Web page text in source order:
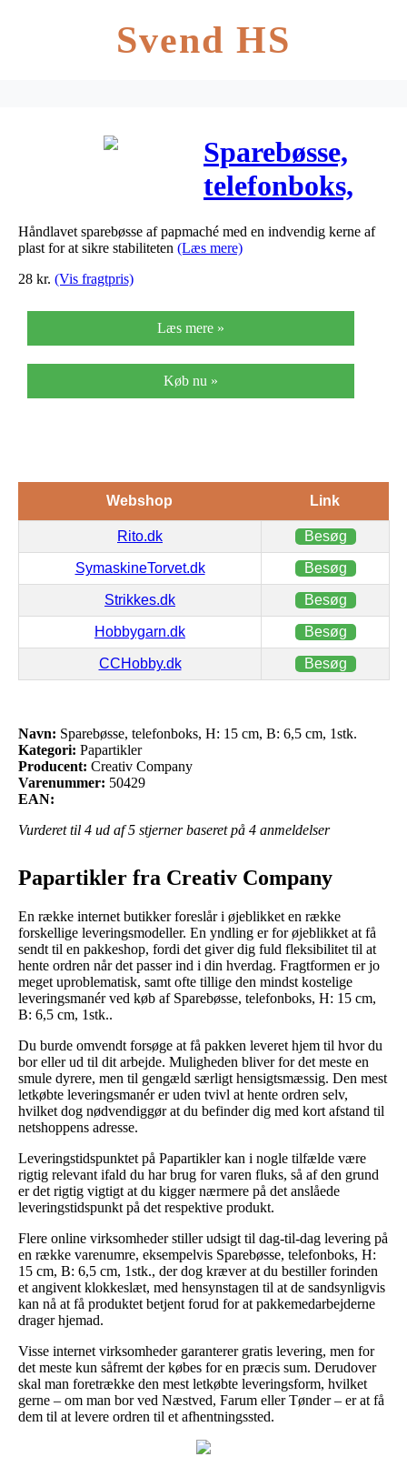
Svend HS
Sparebøsse,
telefonboks,
H: 15 cm, B:
6,5 cm, 1stk.
Håndlavet sparebøsse af papmaché med en indvendig kerne af
plast for at sikre stabiliteten (Læs mere)
28 kr. (Vis fragtpris)
Læs mere »
Køb nu »
Webshop Link
Rito.dk Besøg
SymaskineTorvet.dk Besøg
Strikkes.dk Besøg
Hobbygarn.dk Besøg
CCHobby.dk Besøg
Navn: Sparebøsse, telefonboks, H: 15 cm, B: 6,5 cm, 1stk.
Kategori: Papartikler
Producent: Creativ Company
Varenummer: 50429
EAN:
Vurderet til 4 ud af 5 stjerner baseret på 4 anmeldelser
Papartikler fra Creativ Company
En række internet butikker foreslår i øjeblikket en række
forskellige leveringsmodeller. En yndling er for øjeblikket at få
sendt til en pakkeshop, fordi det giver dig fuld fleksibilitet til at
hente ordren når det passer ind i din hverdag. Fragtformen er jo
meget uproblematisk, samt ofte tillige den mindst kostelige
leveringsmanér ved køb af Sparebøsse, telefonboks, H: 15 cm,
B: 6,5 cm, 1stk..
Du burde omvendt forsøge at få pakken leveret hjem til hvor du
bor eller ud til dit arbejde. Muligheden bliver for det meste en
smule dyrere, men til gengæld særligt hensigtsmæssig. Den mest
letkøbte leveringsmanér er uden tvivl at hente ordren selv,
hvilket dog nødvendiggør at du befinder dig med kort afstand til
netshoppens adresse.
Leveringstidspunktet på Papartikler kan i nogle tilfælde være
rigtig relevant ifald du har brug for varen fluks, så af den grund
er det rigtig vigtigt at du kigger nærmere på det anslåede
leveringstidspunkt på det respektive produkt.
Flere online virksomheder stiller udsigt til dag-til-dag levering på
en række varenumre, eksempelvis Sparebøsse, telefonboks, H:
15 cm, B: 6,5 cm, 1stk., der dog kræver at du bestiller forinden
et angivent klokkeslæt, med hensynstagen til at de sandsynligvis
kan nå at få produktet betjent forud for at pakkemedarbejderne
drager hjemad.
Visse internet virksomheder garanterer gratis levering, men for
det meste kun såfremt der købes for en præcis sum. Derudover
skal man foretrække den mest letkøbte leveringsform, hvilket
gerne – om man bor ved Næstved, Farum eller Tønder – er at få
dem til at levere ordren til et afhentningssted.